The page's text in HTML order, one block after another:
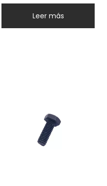
Leer más